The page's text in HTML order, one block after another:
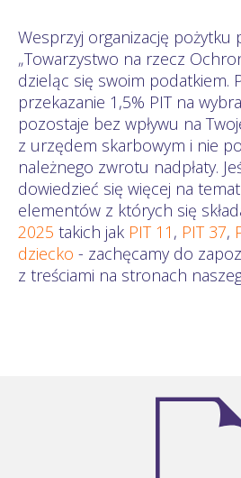
Wesprzyj organizację pożytku
„Towarzystwo na rzecz
dzieląc się swoim podatkiem.
przekazanie 1,5% PIT na
pozostaje bez wpływu na
z urzędem skarbowym i nie
należnego zwrotu nadpłaty.
dowiedzieć się więcej na
elementów z których się
2025 takich jak PIT 11 , PIT 37,
dziecko - zachęcamy do
z treściami na stronach